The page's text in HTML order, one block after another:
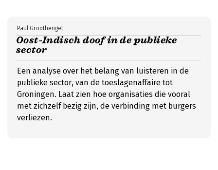
Oost-Indisch doof in de publieke
sector
Paul Groothengel
Een analyse over het belang van luisteren in de
publieke sector, van de toeslagenaffaire tot
Groningen. Laat zien hoe organisaties die vooral
met zichzelf bezig zijn, de verbinding met burgers
verliezen.